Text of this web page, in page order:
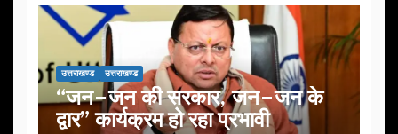
उत्तराखण्ड उत्तराखण्ड
“जन–जन की सरकार, जन–जन के
द्वार” कार्यक्रम हो रहा प्रभावी